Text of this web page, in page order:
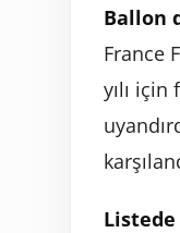
Ballon
France
yılı